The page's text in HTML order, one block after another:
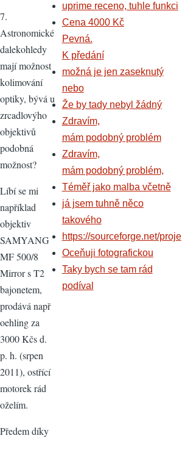
7.
Astronomické
dalekohledy
mají možnost
kolimování
optiky, bývá u
zrcadlovýho
objektivů
podobná
možnost?
Líbí se mi
například
objektiv
SAMYANG
MF 500/8
Mirror s T2
bajonetem,
prodává např
oehling za
3000 Kčs d.
p. h. (srpen
2011), ostřící
motorek rád
oželím.
Předem díky
uprime receno, tuhle funkci
Cena 4000 Kč
Pevná.
K předání
možná je jen zaseknutý
nebo
Že by tady nebyl žádný
Zdravím,
mám podobný problém
Zdravím,
mám podobný problém,
Téměř jako malba včetně
já jsem tuhně něco
takového
https://sourceforge.net/proje
Oceňuji fotografickou
Taky bych se tam rád
podíval